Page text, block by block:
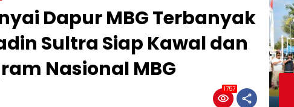
Dapur MBG Terbanyak
Sultra Siap Kawal dan
Nasional MBG
1757